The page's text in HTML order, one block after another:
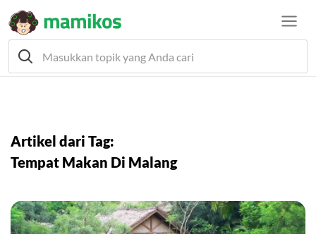
Artikel dari Tag:
Tempat Makan Di Malang